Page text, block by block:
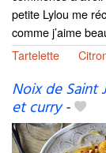
petite Lylou me
comme j’aime
Tartelette
Noix de Saint
et curry-